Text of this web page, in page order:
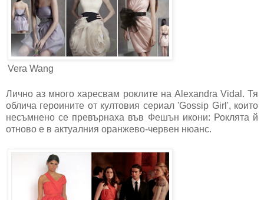
Vera Wang
Лично аз много харесвам роклите на Alexandra Vidal. Тя
облича героините от култовия сериал 'Gossip Girl', които
несъмнено се превърнаха във Фешън икони: Роклята й
отново е в актуалния оранжево-червен нюанс.